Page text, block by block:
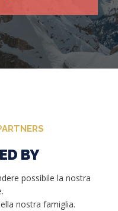
BY
possibile la nostra
nostra famiglia.